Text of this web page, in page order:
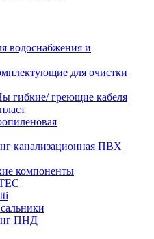
водоснабжения и
для очистки
греющие кабеля
канализационная ПВХ
компоненты
ПНД